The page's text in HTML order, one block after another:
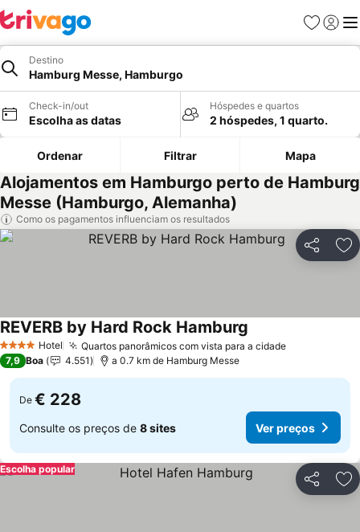
Favoritos
Iniciar
Destino
Hamburg Messe, Hamburgo
Check-in/out
Escolha as datas
Hóspedes e quartos
2 hóspedes, 1 quarto.
Ordenar Filtrar Mapa
Alojamentos em Hamburgo perto de Hamburg
Messe (Hamburgo, Alemanha)
Como os pagamentos influenciam os resultados
Partilhar
4 EstrelasHotel Quartos panorâmicos com vista para a cidadeVer preços
REVERB by Hard Rock Hamburg
7,9 Boa 4.551 a 0.7 km de Hamburg Messe
De € 228
Consulte os preços de 8 sites Ver preços
Partilhar
Escolha popular